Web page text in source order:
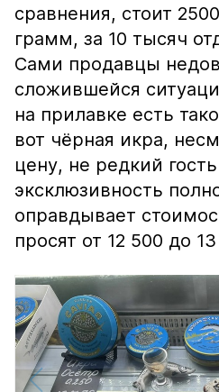
сравнения, стоит
грамм, за 10 тысяч
Сами продавцы
сложившейся
на прилавке есть
вот чёрная икра,
цену, не редкий
эксклюзивность
оправдывает
просят от 12 500 до